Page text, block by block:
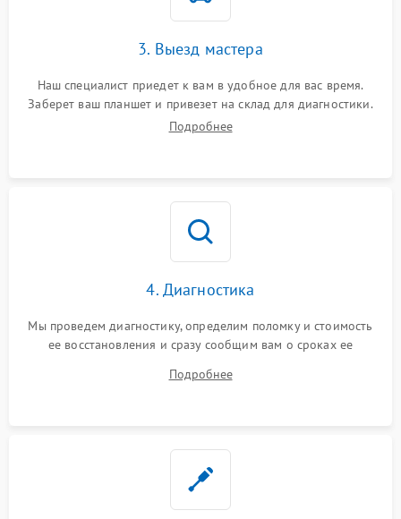
3. Выезд мастера
Наш специалист приедет к вам в удобное для вас время.
Заберет ваш планшет и привезет на склад для диагностики.
Подробнее
4. Диагностика
Мы проведем диагностику, определим поломку и стоимость
ее восстановления и сразу сообщим вам о сроках ее
Подробнее